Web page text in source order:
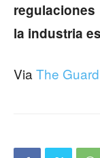
la industria
Via The